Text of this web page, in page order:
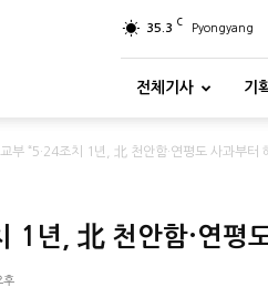
35.3 C Pyongyang
전체기사 기
부 “5·24조치 1년, 北 천안함·연평도 사과부터
1년, 北 천안함·연평